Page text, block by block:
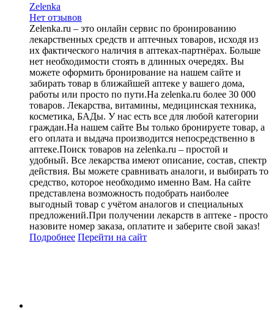
Zelenka
Нет отзывов
Zelenka.ru – это онлайн сервис по бронированию
лекарственных средств и аптечных товаров, исходя из
их фактического наличия в аптеках-партнёрах. Больше
нет необходимости стоять в длинных очередях. Вы
можете оформить бронирование на нашем сайте и
забирать товар в ближайшей аптеке у вашего дома,
работы или просто по пути.На zelenka.ru более 30 000
товаров. Лекарства, витамины, медицинская техника,
косметика, БАДы. У нас есть все для любой категории
граждан.На нашем сайте Вы только бронируете товар, а
его оплата и выдача производится непосредственно в
аптеке.Поиск товаров на zelenka.ru – простой и
удобный. Все лекарства имеют описание, состав, спектр
действия. Вы можете сравнивать аналоги, и выбирать то
средство, которое необходимо именно Вам. На сайте
представлена возможность подобрать наиболее
выгодный товар с учётом аналогов и специальных
предложений.При получении лекарств в аптеке - просто
назовите номер заказа, оплатите и заберите свой заказ!
Подробнее Перейти на сайт